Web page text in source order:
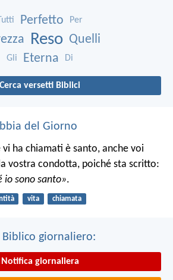
Perfetto Per
Reso Quelli
Gli Eterna Di
Cerca versetti Biblici
del Giorno
ha chiamati è santo, anche voi
vostra condotta, poiché sta scritto:
io sono santo».
vita chiamata
Biblico giornaliero:
Notifica giornaliera